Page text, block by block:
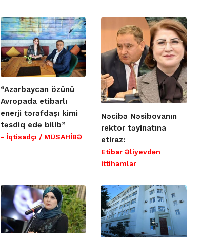
“Azərbaycan özünü
Avropada etibarlı
enerji tərəfdaşı kimi
təsdiq edə bilib”
- İqtisadçı / MÜSAHİBƏ
Nəcibə Nəsibovanın
rektor təyinatına
etiraz:
Etibar Əliyevdən
ittihamlar